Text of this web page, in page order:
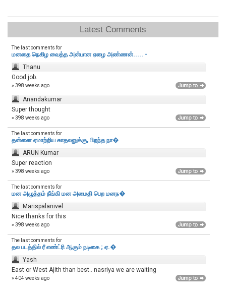
Latest Comments
The last comments for
மனதை நெகிழ வைத்த அன்பான ஏழை அண்ணன்..... -
Thanu
Good job.
» 398 weeks ago
Anandakumar
Super thought
» 398 weeks ago
The last comments for
தன்னை ஏமாற்றிய காதலனுக்கு, பிறந்த நா�
ARUN Kumar
Super reaction
» 398 weeks ago
The last comments for
மன அழுத்தம் நீங்கி மன அமைதி பெற‌ மனந�
Marispalanivel
Nice thanks for this
» 398 weeks ago
The last comments for
தல படத்தில் ரீ எண்ட்ரி ஆகும் நடிகை ; ஏ.�
Yash
East or West Ajith than best.. nasriya we are waiting
» 404 weeks ago